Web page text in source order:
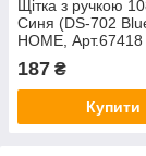
Щітка з ручкою
Синя (DS-702
HOME, Арт.67418
187 ₴
Купити